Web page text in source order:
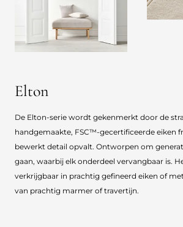
Elton
De Elton-serie wordt gekenmerkt door de
handgemaakte, FSC™-gecertificeerde eiken
bewerkt detail opvalt. Ontworpen om
gaan, waarbij elk onderdeel vervangbaar is.
verkrijgbaar in prachtig gefineerd eiken of
van prachtig marmer of travertijn.